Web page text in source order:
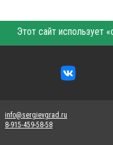
info@sergievgrad.ru
8-915-459-58-58